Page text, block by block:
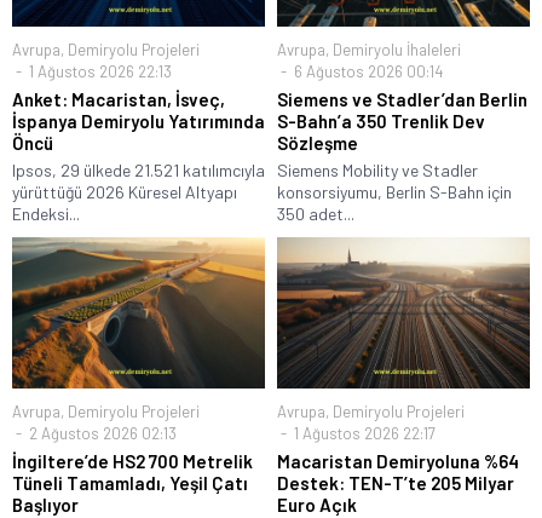
Avrupa, Demiryolu Projeleri
1 Ağustos 2026 22:13
Anket: Macaristan, İsveç,
İspanya Demiryolu Yatırımında
Öncü
Ipsos, 29 ülkede 21.521 katılımcıyla
yürüttüğü 2026 Küresel Altyapı
Endeksi...
Avrupa, Demiryolu İhaleleri
6 Ağustos 2026 00:14
Siemens ve Stadler’dan Berlin
S-Bahn’a 350 Trenlik Dev
Sözleşme
Siemens Mobility ve Stadler
konsorsiyumu, Berlin S-Bahn için
350 adet...
Avrupa, Demiryolu Projeleri
2 Ağustos 2026 02:13
İngiltere’de HS2 700 Metrelik
Tüneli Tamamladı, Yeşil Çatı
Başlıyor
Avrupa, Demiryolu Projeleri
1 Ağustos 2026 22:17
Macaristan Demiryoluna %64
Destek: TEN-T’te 205 Milyar
Euro Açık